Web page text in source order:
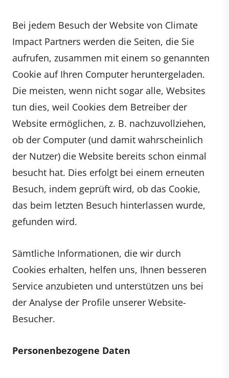
Bei jedem Besuch der Website von Climate
Impact Partners werden die Seiten, die Sie
aufrufen, zusammen mit einem so genannten
Cookie auf Ihren Computer heruntergeladen.
Die meisten, wenn nicht sogar alle, Websites
tun dies, weil Cookies dem Betreiber der
Website ermöglichen, z. B. nachzuvollziehen,
ob der Computer (und damit wahrscheinlich
der Nutzer) die Website bereits schon einmal
besucht hat. Dies erfolgt bei einem erneuten
Besuch, indem geprüft wird, ob das Cookie,
das beim letzten Besuch hinterlassen wurde,
gefunden wird.
Sämtliche Informationen, die wir durch
Cookies erhalten, helfen uns, Ihnen besseren
Service anzubieten und unterstützen uns bei
der Analyse der Profile unserer Website-
Besucher.
Personenbezogene Daten